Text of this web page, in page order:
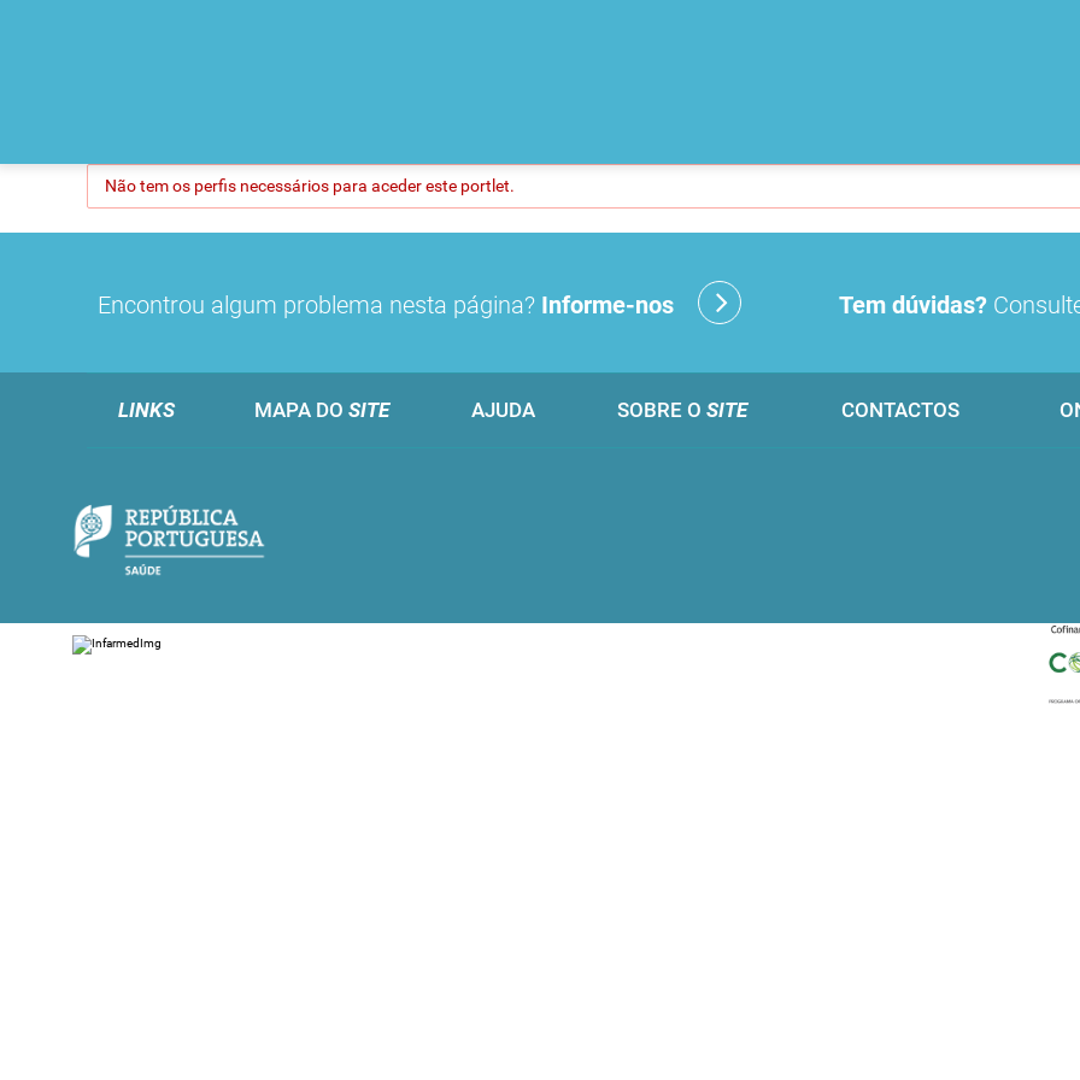
Não tem os perfis necessários para aceder este portlet.
Encontrou algum problema nesta página? Informe-nos Tem dúvidas?
LINKS MAPA DO SITE AJUDA SOBRE O SITE CONTACTOS